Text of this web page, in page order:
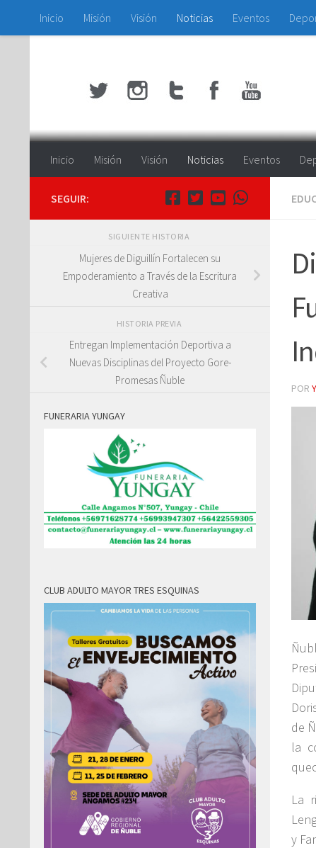
Saltar al contenido
Inicio Misión Visión Noticias Eventos
Inicio Misión Visión Noticias Eventos
POR
de
la
La
y
SEGUIR:
SIGUIENTE HISTORIA
Mujeres de Diguillín Fortalecen su
Empoderamiento a Través de la Escritura
Creativa
HISTORIA PREVIA
Entregan Implementación Deportiva a
Nuevas Disciplinas del Proyecto Gore-
Promesas Ñuble
FUNERARIA YUNGAY
CLUB ADULTO MAYOR TRES ESQUINAS